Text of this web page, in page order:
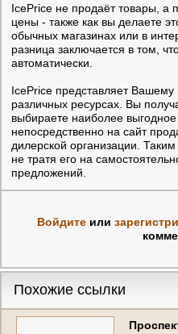
IcePrice не продаёт товары, а
цены - также как вы делаете
обычных магазинах или в
разница заключается в том,
автоматически.
IcePrice представляет
различных ресурсах. Вы
выбираете наиболее
непосредственно на сайт
дилерской организации.
не тратя его на
предложений.
Войдитеили
Похожие ссылки